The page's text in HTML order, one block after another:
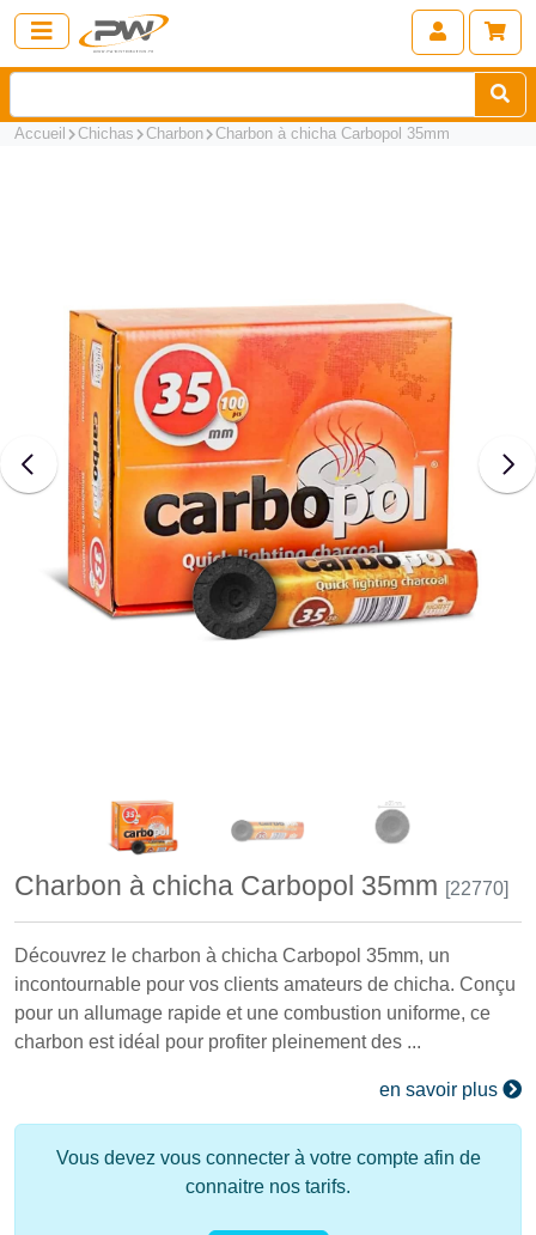
Accueil Chichas Charbon Charbon à chicha Carbopol 35mm
Charbon à chicha Carbopol 35mm [22770]
Découvrez le charbon à chicha Carbopol 35mm, un
incontournable pour vos clients amateurs de chicha. Conçu
pour un allumage rapide et une combustion uniforme, ce
charbon est idéal pour profiter pleinement des ...
en savoir plus
Vous devez vous connecter à votre compte afin de
connaitre nos tarifs.